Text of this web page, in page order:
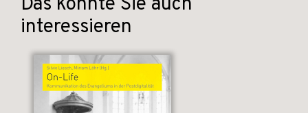
interessieren